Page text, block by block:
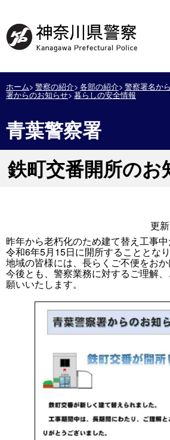
ホーム 警察の紹介 各部の紹介 警察署名か
署からのお知らせ 暮らしの安全情報
青葉警察署
鉄町交番開所のお
更
昨年から老朽化のため建て替え工事中
令和6年5月15日に開所することとなり
地域の皆様には、長らくご不便をおか
今後とも、警察業務に対するご理解
願いいたします。